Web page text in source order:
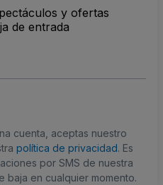
y ofertas
de entrada
cuenta, aceptas nuestro
política de privacidad. Es
por SMS de nuestra
en cualquier momento.